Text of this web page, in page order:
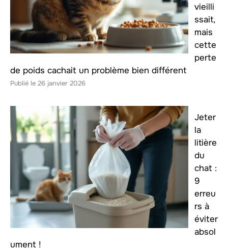
vieilli
ssait,
mais
cette
perte
de poids cachait un problème bien différent
26 janvier 2026
Jeter
la
litière
du
chat :
9
erreu
rs à
éviter
absol
ument !